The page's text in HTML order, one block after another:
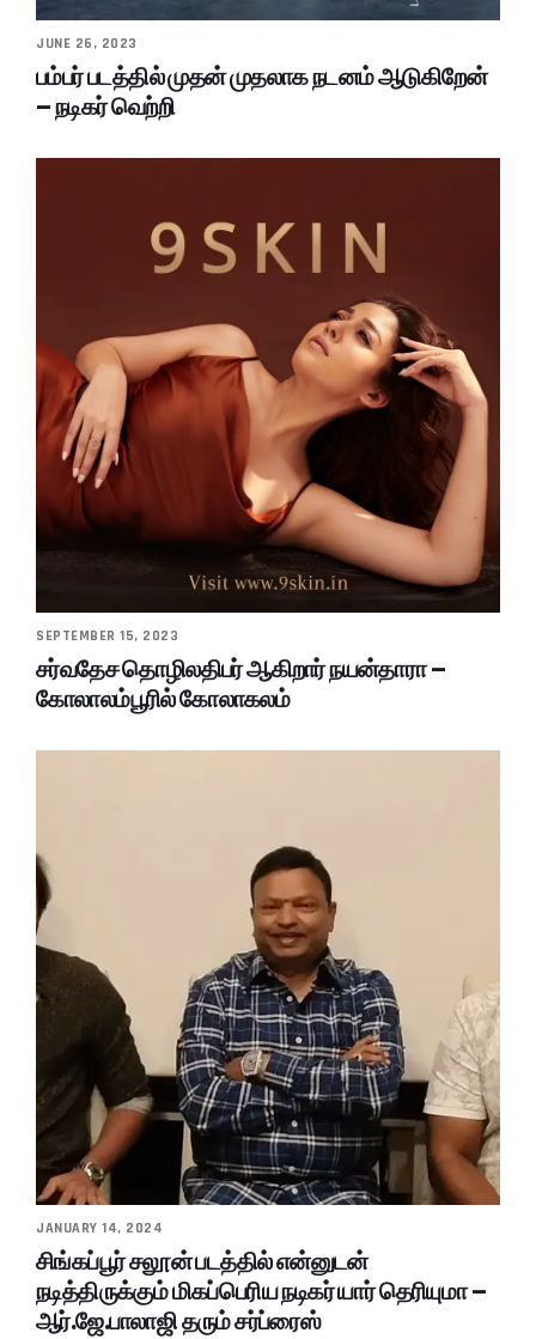
JUNE 26, 2023
பம்பர் படத்தில் முதன் முதலாக நடனம் ஆடுகிறேன்
– நடிகர் வெற்றி
SEPTEMBER 15, 2023
சர்வதேச தொழிலதிபர் ஆகிறார் நயன்தாரா –
கோலாலம்பூரில் கோலாகலம்
JANUARY 14, 2024
சிங்கப்பூர் சலூன் படத்தில் என்னுடன்
நடித்திருக்கும் மிகப்பெரிய நடிகர் யார் தெரியுமா –
ஆர்.ஜே.பாலாஜி தரும் சர்ப்ரைஸ்